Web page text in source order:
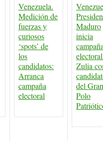
Venezuela.
Medición de
fuerzas y
curiosos
‘spots’ de
los
candidatos:
Arranca
campaña
electoral
Maduro
inicia
Zulia
del Gran
Polo